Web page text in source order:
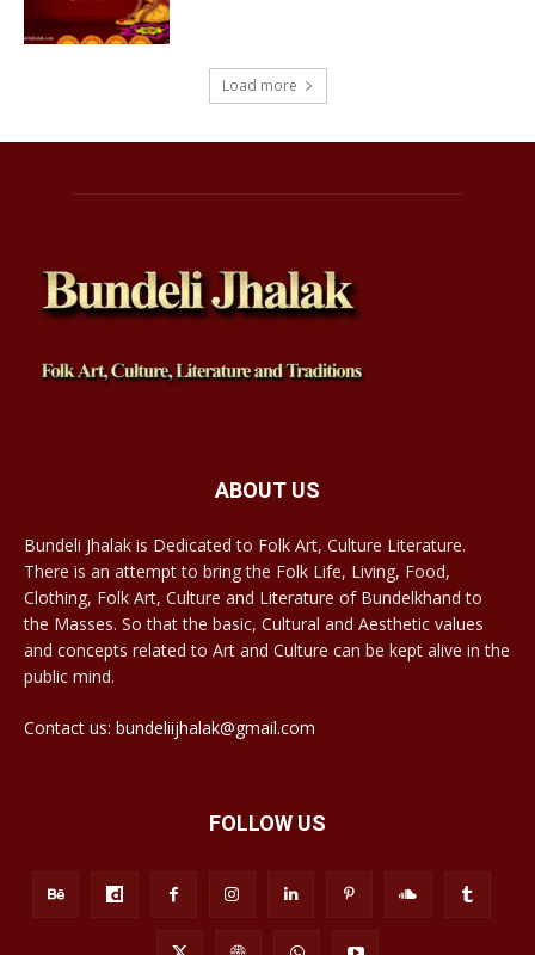
Load more
ABOUT US
Bundeli Jhalak is Dedicated to Folk Art, Culture Literature.
There is an attempt to bring the Folk Life, Living, Food,
Clothing, Folk Art, Culture and Literature of Bundelkhand to
the Masses. So that the basic, Cultural and Aesthetic values
and concepts related to Art and Culture can be kept alive in the
public mind.
Contact us: bundeliijhalak@gmail.com
FOLLOW US